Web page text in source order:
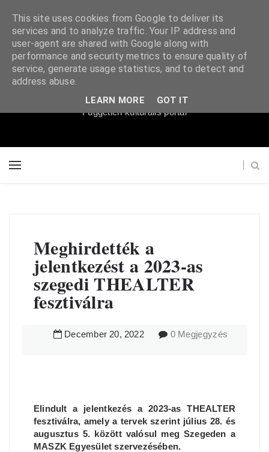
Súgópéldány
Független kulturális portál
Meghirdették a
jelentkezést a 2023-as
szegedi THEALTER
fesztiválra
December 20, 2022 0 Megjegyzés
Elindult a jelentkezés a 2023-as THEALTER
fesztiválra, amely a tervek szerint július 28. és
augusztus 5. között valósul meg Szegeden a
MASZK Egyesület szervezésében.
This site uses cookies from Google to deliver its
services and to analyze traffic. Your IP address and
user-agent are shared with Google along with
performance and security metrics to ensure quality of
service, generate usage statistics, and to detect and
address abuse.
LEARN MORE GOT IT